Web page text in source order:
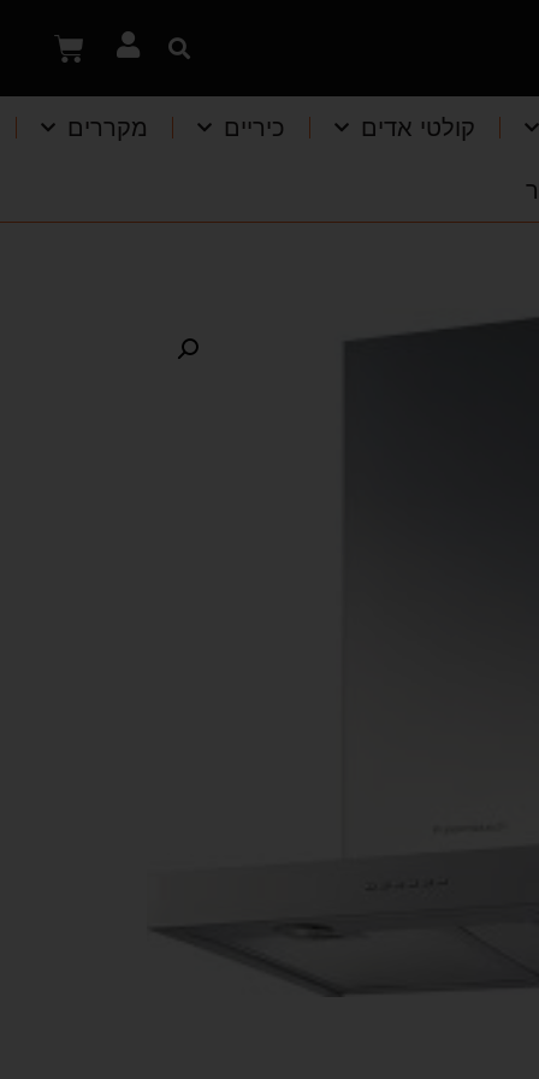
קולטי אדים כיריים מקררים